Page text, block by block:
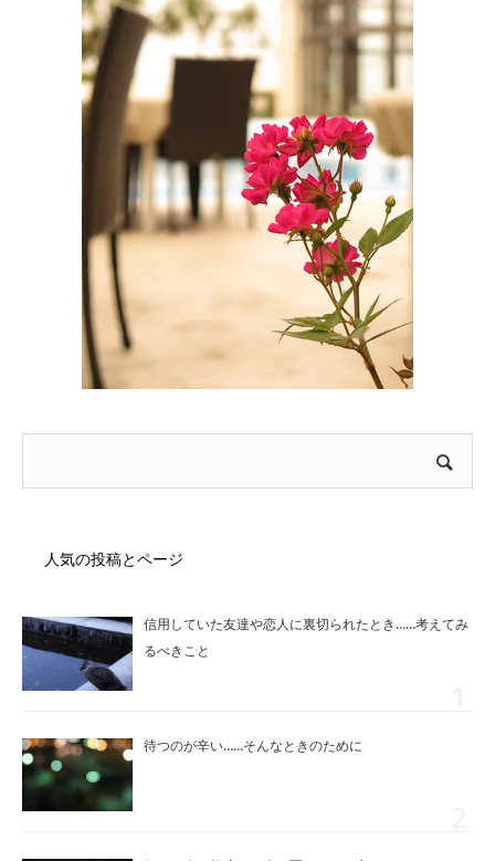
人気の投稿とページ
信用していた友達や恋人に裏切られたとき……考えてみ
るべきこと
待つのが辛い……そんなときのために